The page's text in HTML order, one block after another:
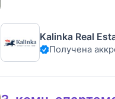
Kalinka Real
Получена